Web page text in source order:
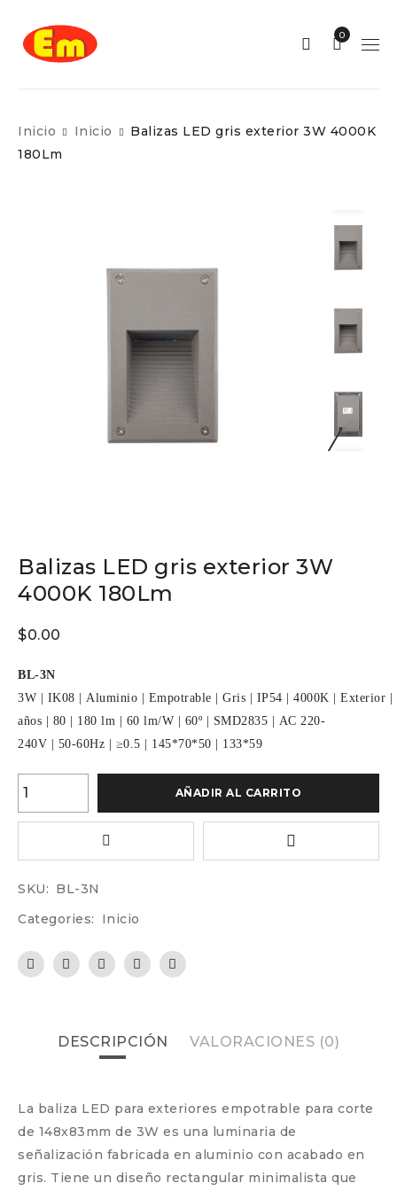
0
Inicio Inicio
Balizas LED gris exterior 3W 4000K
180Lm
Balizas LED gris exterior 3W
4000K 180Lm
$0.00
BL-3N
3W
IK08 Aluminio Empotrable Gris IP54 4000K Exterior
años
80 180 lm 60 lm/W 60º SMD2835
AC 220-
240V
50-60Hz ≥0.5 145*70*50 133*59
AÑADIR AL CARRITO
SKU: BL-3N
Categories:
Inicio
DESCRIPCIÓN VALORACIONES (0)
La baliza LED para exteriores empotrable para corte
de 148x83mm de 3W es una luminaria de
señalización fabricada en aluminio con acabado en
gris. Tiene un diseño rectangular minimalista que